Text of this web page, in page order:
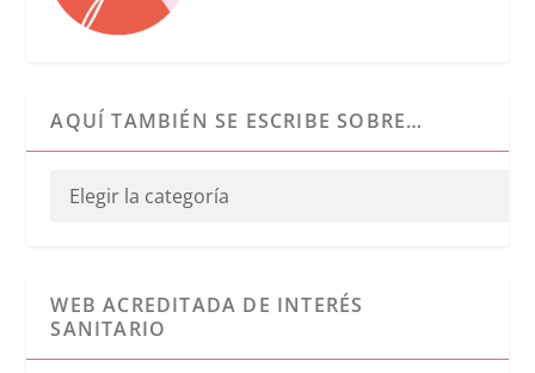
AQUÍ TAMBIÉN SE ESCRIBE SOBRE…
WEB ACREDITADA DE INTERÉS
SANITARIO